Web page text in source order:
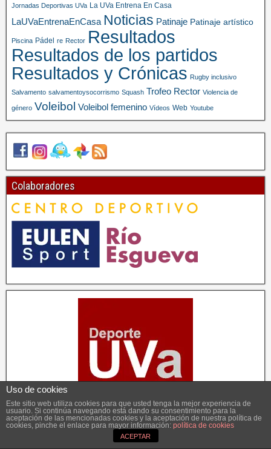
Jornadas Deportivas UVa La UVa Entrena En Casa
LaUVaEntrenaEnCasa Noticias Patinaje Patinaje artístico
Piscina Pádel re Rector Resultados
Resultados de los partidos
Resultados y Crónicas Rugby inclusivo
Salvamento salvamentoysocorrismo Squash Trofeo Rector Violencia de
género Voleibol Voleibol femenino Vídeos Web Youtube
Colaboradores
Uso de cookies
Este sitio web utiliza cookies para que usted tenga la mejor experiencia de
usuario. Si continúa navegando está dando su consentimiento para la
aceptación de las mencionadas cookies y la aceptación de nuestra política de
cookies, pinche el enlace para mayor información: política de cookies
ACEPTAR